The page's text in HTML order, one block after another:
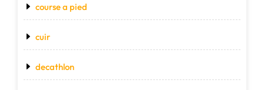
course a pied
cuir
decathlon